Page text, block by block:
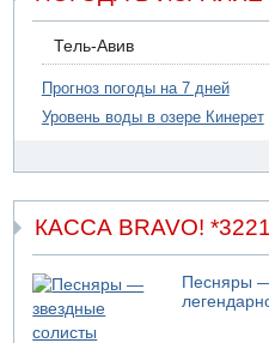
Ynet: "Хизбалла" запустила
07.08.2026 19:16
ДТП в Ашдоде: тяжело
07.08.2026 19:14
Дахан
Обнародовано имя
коррупционных отношениях
Тель-Авив
Прогноз погоды на 7 дней
Уровень воды в озере Кинерет
КАССА BRAVO! *3221
Песняры